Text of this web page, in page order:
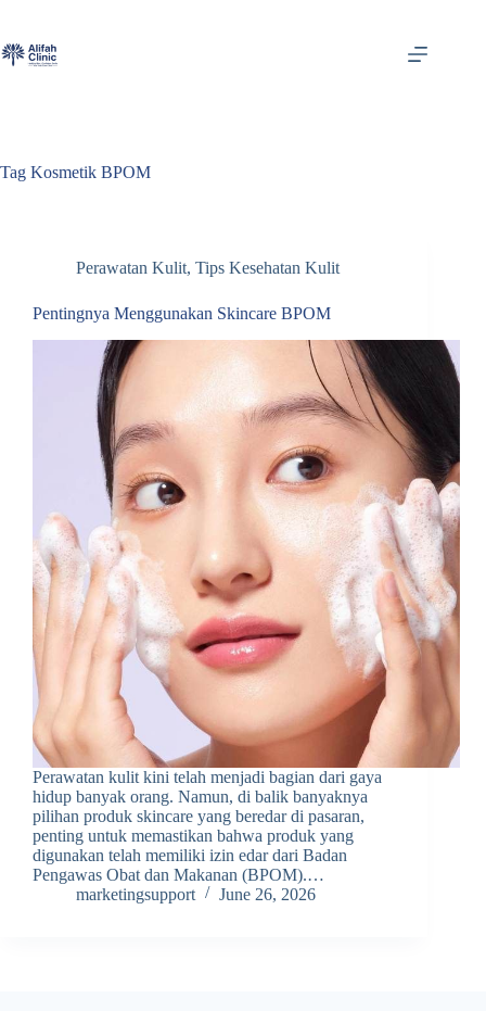
content
Tag Kosmetik BPOM
Perawatan Kulit, Tips Kesehatan Kulit
Pentingnya Menggunakan Skincare BPOM
Perawatan kulit kini telah menjadi bagian dari gaya
hidup banyak orang. Namun, di balik banyaknya
pilihan produk skincare yang beredar di pasaran,
penting untuk memastikan bahwa produk yang
digunakan telah memiliki izin edar dari Badan
Pengawas Obat dan Makanan (BPOM).…
marketingsupport
June 26, 2026